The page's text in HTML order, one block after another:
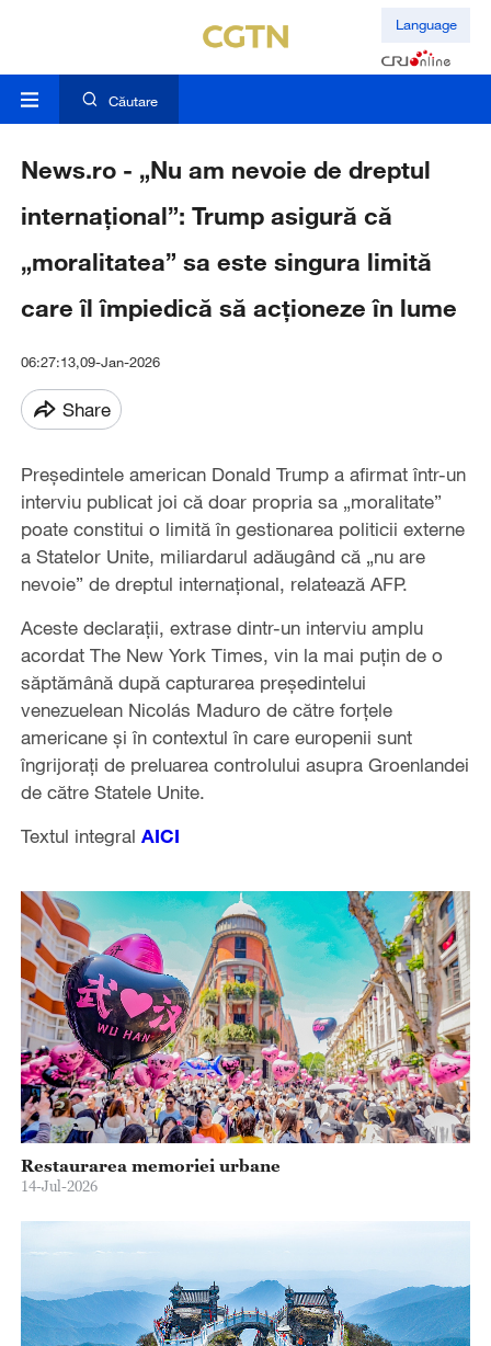
Language
Căutare
News.ro - „Nu am nevoie de dreptul
internaţional”: Trump asigură că
„moralitatea” sa este singura limită
care îl împiedică să acţioneze în lume
06:27:13,09-Jan-2026
Share
Preşedintele american Donald Trump a afirmat într-un
interviu publicat joi că doar propria sa „moralitate”
poate constitui o limită în gestionarea politicii externe
a Statelor Unite, miliardarul adăugând că „nu are
nevoie” de dreptul internaţional, relatează AFP.
Aceste declaraţii, extrase dintr-un interviu amplu
acordat The New York Times, vin la mai puţin de o
săptămână după capturarea preşedintelui
venezuelean Nicolás Maduro de către forţele
americane şi în contextul în care europenii sunt
îngrijoraţi de preluarea controlului asupra Groenlandei
de către Statele Unite.
Textul integral AICI
Restaurarea memoriei urbane
14-Jul-2026